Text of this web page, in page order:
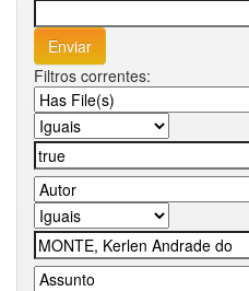
Filtros correntes: